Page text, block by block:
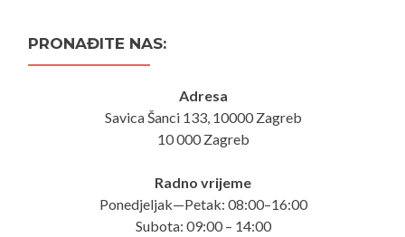
PRONAĐITE NAS:
Adresa
Savica Šanci 133, 10000 Zagreb
10 000 Zagreb
Radno vrijeme
Ponedjeljak—Petak: 08:00–16:00
Subota: 09:00 – 14:00